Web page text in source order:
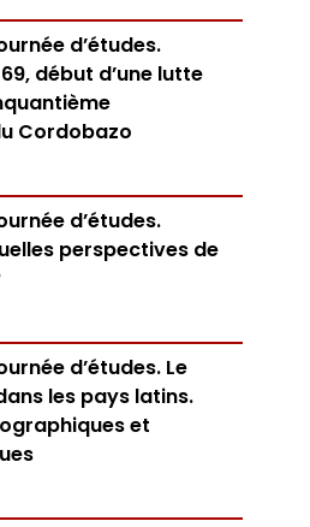
d’études.
début d’une lutte
Cordobazo
d’études.
perspectives de
d’études. Le
les pays latins.
et